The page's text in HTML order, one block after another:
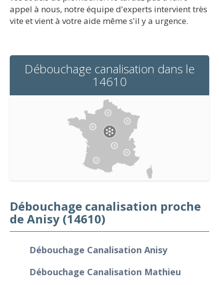
appel à nous, notre équipe d'experts intervient très
vite et vient à votre aide même s'il y a urgence.
Débouchage canalisation dans le
14610
Débouchage canalisation proche
de Anisy (14610)
Débouchage Canalisation Anisy
Débouchage Canalisation Mathieu